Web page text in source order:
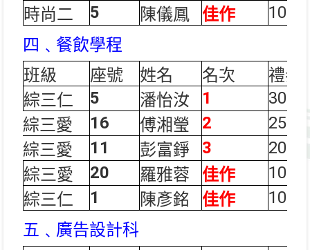
時尚二
5 陳儀鳳 佳作
100
四﹑餐飲學程
班級
座號 姓名 名次
禮券
綜三仁
5 潘怡汝 1
300
綜三愛
16 傅湘瑩 2
250
綜三愛
11 彭富錚 3
200
綜三愛
20 羅雅蓉 佳作
100
綜三仁
1 陳彥銘 佳作
100
五﹑廣告設計科